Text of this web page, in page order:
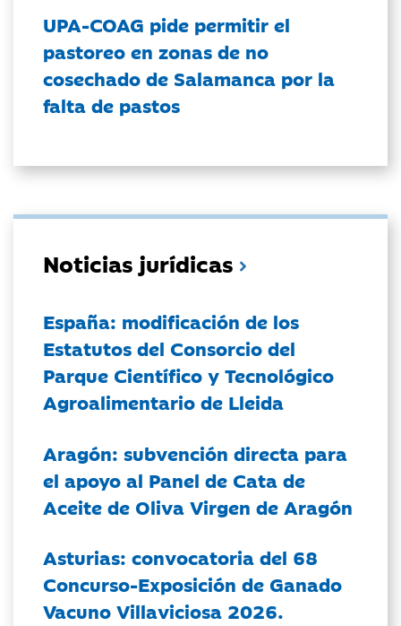
UPA-COAG pide permitir el
pastoreo en zonas de no
cosechado de Salamanca por la
falta de pastos
Noticias jurídicas
España: modificación de los
Estatutos del Consorcio del
Parque Científico y Tecnológico
Agroalimentario de Lleida
Aragón: subvención directa para
el apoyo al Panel de Cata de
Aceite de Oliva Virgen de Aragón
Asturias: convocatoria del 68
Concurso-Exposición de Ganado
Vacuno Villaviciosa 2026.